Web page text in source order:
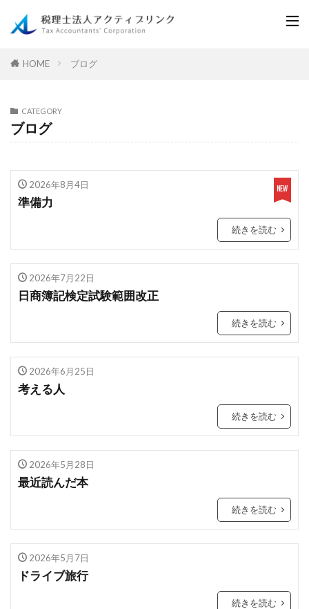
HOME ブログ
CATEGORY
ブログ
2026年8月4日
準備力
続きを読む
2026年7月22日
日商簿記検定試験範囲改正
続きを読む
2026年6月25日
考える人
続きを読む
2026年5月28日
最近読んだ本
続きを読む
2026年5月7日
ドライブ旅行
続きを読む